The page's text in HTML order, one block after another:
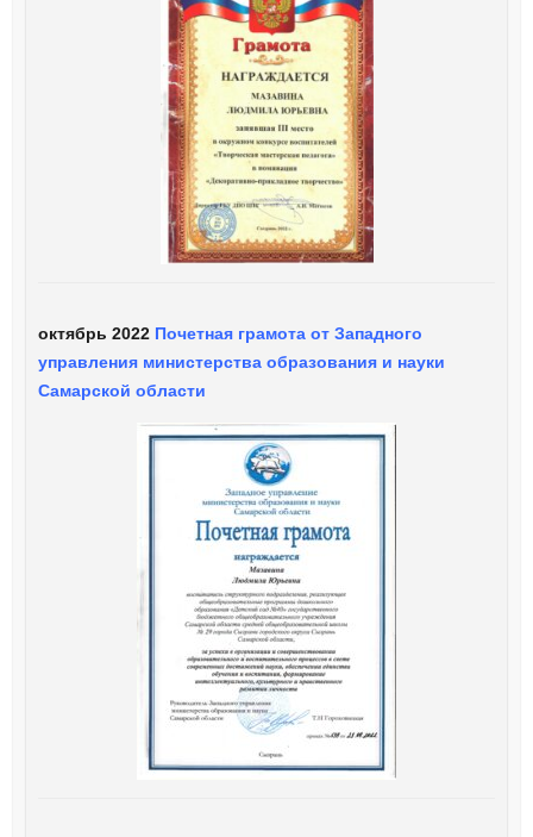
октябрь 2022 Почетная грамота от Западного
управления министерства образования и науки
Самарской области